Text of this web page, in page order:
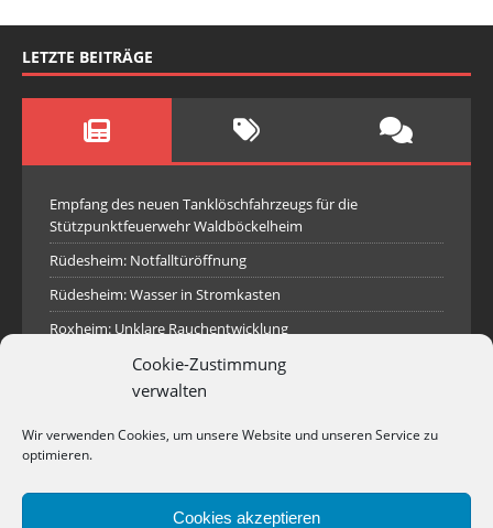
Cookie-Zustimmung
verwalten
Wir verwenden Cookies, um unsere Website und unseren Service zu
optimieren.
Cookies akzeptieren
LETZTE BEITRÄGE
Empfang des neuen Tanklöschfahrzeugs für die
Stützpunktfeuerwehr Waldböckelheim
Rüdesheim: Notfalltüröffnung
Rüdesheim: Wasser in Stromkasten
Roxheim: Unklare Rauchentwicklung
Sprendlingen: Überörtliche Hilfe bei Industriebrand in
Sprendlingen
Rüdesheim: Aufgerissener Dieseltank
Industriepark Pferdsfeld: Brand eines Holzpolter